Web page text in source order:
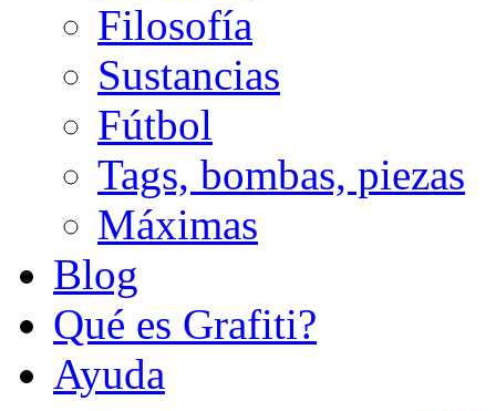
Filosofía
Sustancias
Fútbol
Tags, bombas, piezas
Máximas
Blog
Qué es Grafiti?
Ayuda